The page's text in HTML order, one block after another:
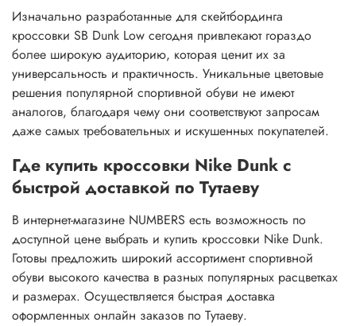
Изначально разработанные для скейтбординга
кроссовки SB Dunk Low сегодня привлекают гораздо
более широкую аудиторию, которая ценит их за
универсальность и практичность. Уникальные цветовые
решения популярной спортивной обуви не имеют
аналогов, благодаря чему они соответствуют запросам
даже самых требовательных и искушенных покупателей.
Где купить кроссовки Nike Dunk с
быстрой доставкой по Тутаеву
В интернет-магазине NUMBERS есть возможность по
доступной цене выбрать и купить кроссовки Nike Dunk.
Готовы предложить широкий ассортимент спортивной
обуви высокого качества в разных популярных расцветках
и размерах. Осуществляется быстрая доставка
оформленных онлайн заказов по Тутаеву.